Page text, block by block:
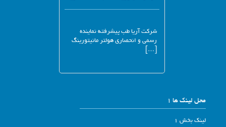
شرکت آریا طب پیشرفته نماینده
رسمی و انحصاری هولتر مانیتورینگ
[…]
محل لینک ها 1
لینک بخش 1